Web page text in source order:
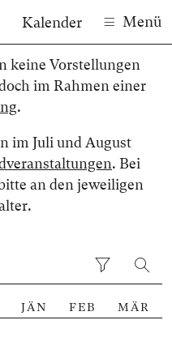
Kalender Menü
keine Vorstellungen
im Rahmen einer
.
im Juli und August
. Bei
an den jeweiligen
JÄN FEB MÄR